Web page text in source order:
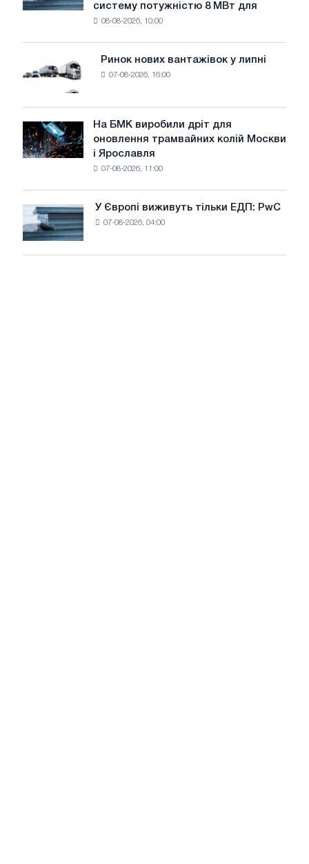
безпеці
встановлює
фотоелектричну
досягнення
цілей
декарбонізації
систему потужністю 8 МВт для
08-08-2026, 10:00
Ринок
нових
вантажівок
у
липні
Ринок нових вантажівок у липні
07-08-2026, 16:00
На
БМК
виробили
трамвайних
колій
Москви
і
На БМК виробили дріт для
оновлення трамвайних колій Москви
і Ярославля
07-08-2026, 11:00
Європі
виживуть
тільки
У Європі виживуть тільки ЕДП: PwC
07-08-2026, 04:00